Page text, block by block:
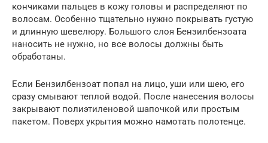
кончиками пальцев в кожу головы и распределяют по
волосам. Особенно тщательно нужно покрывать густую
и длинную шевелюру. Большого слоя Бензилбензоата
наносить не нужно, но все волосы должны быть
обработаны.
Если Бензилбензоат попал на лицо, уши или шею, его
сразу смывают теплой водой. После нанесения волосы
закрывают полиэтиленовой шапочкой или простым
пакетом. Поверх укрытия можно намотать полотенце.